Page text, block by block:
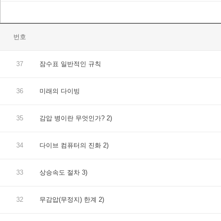
번호
37 잠수표 일반적인 규칙
36 미래의 다이빙
35 감압 병이란 무엇인가? 2)
34 다이브 컴퓨터의 진화 2)
33 상승속도 절차 3)
32 무감압(무정지) 한계 2)